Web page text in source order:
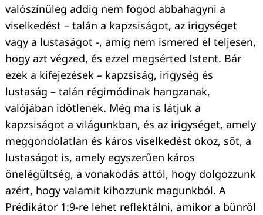
valószínűleg addig nem fogod abbahagyni a
viselkedést – talán a kapzsiságot, az irigységet
vagy a lustaságot -, amíg nem ismered el teljesen,
hogy azt végzed, és ezzel megsérted Istent. Bár
ezek a kifejezések – kapzsiság, irigység és
lustaság – talán régimódinak hangzanak,
valójában időtlenek. Még ma is látjuk a
kapzsiságot a világunkban, és az irigységet, amely
meggondolatlan és káros viselkedést okoz, sőt, a
lustaságot is, amely egyszerűen káros
önelégültség, a vonakodás attól, hogy dolgozzunk
azért, hogy valamit kihozzunk magunkból. A
Prédikátor 1:9-re lehet reflektálni, amikor a bűnről